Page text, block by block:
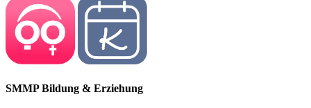
SMMP Bildung & Erziehung